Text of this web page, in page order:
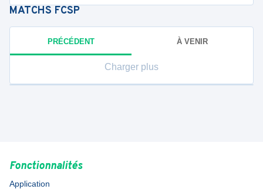
MATCHS FCSP
PRÉCÉDENT À VENIR
Charger plus
Fonctionnalités
Application